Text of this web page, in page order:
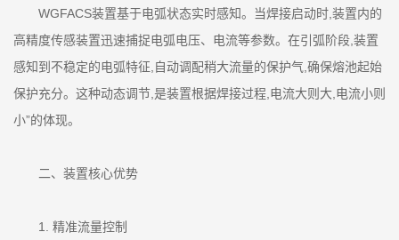
WGFACS装置基于电弧状态实时感知。当焊接启动时,装置内的
高精度传感装置迅速捕捉电弧电压、电流等参数。在引弧阶段,装置
感知到不稳定的电弧特征,自动调配稍大流量的保护气,确保熔池起始
保护充分。这种动态调节,是装置根据焊接过程,电流大则大,电流小则
小”的体现。
二、装置核心优势
1. 精准流量控制